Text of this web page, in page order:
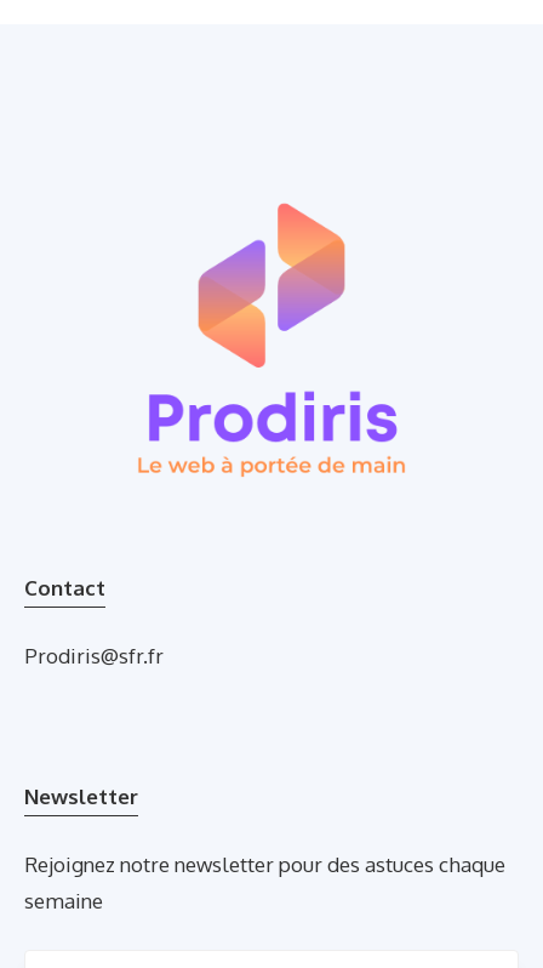
Contact
Prodiris@sfr.fr
Newsletter
Rejoignez notre newsletter pour des astuces chaque
semaine